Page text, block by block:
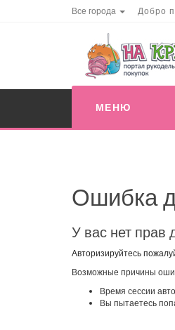
Все города Добро
МЕНЮ
Ошибка
У вас нет прав
Авторизируйтесь
Возможные причины
Время сессии
Вы пытаетесь